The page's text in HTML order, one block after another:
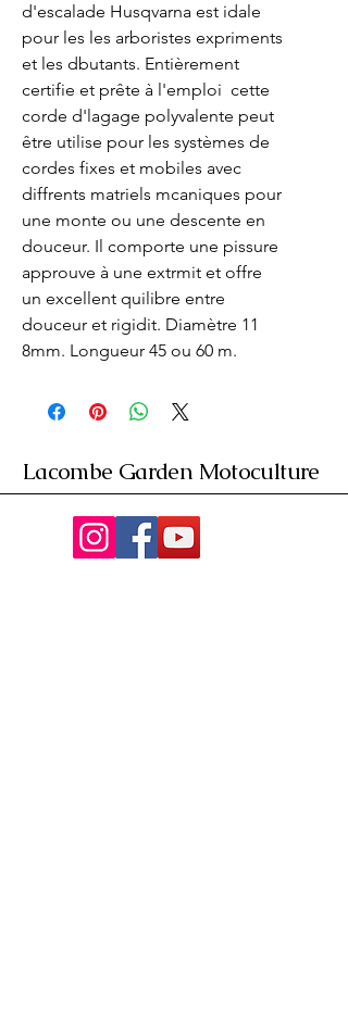
d'escalade Husqvarna est idale
pour les les arboristes expriments
et les dbutants. Entièrement
certifie et prête à l'emploi  cette
corde d'lagage polyvalente peut
être utilise pour les systèmes de
cordes fixes et mobiles avec
diffrents matriels mcaniques pour
une monte ou une descente en
douceur. Il comporte une pissure
approuve à une extrmit et offre
un excellent quilibre entre
douceur et rigidit. Diamètre 11
8mm. Longueur 45 ou 60 m.
Lacombe Garden Motoculture